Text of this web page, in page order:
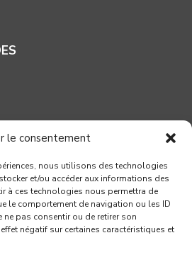
le consentement
nous utilisons des technologies
et/ou accéder aux informations des
à ces technologies nous permettra de
le comportement de navigation ou les ID
ne pas consentir ou de retirer son
négatif sur certaines caractéristiques et